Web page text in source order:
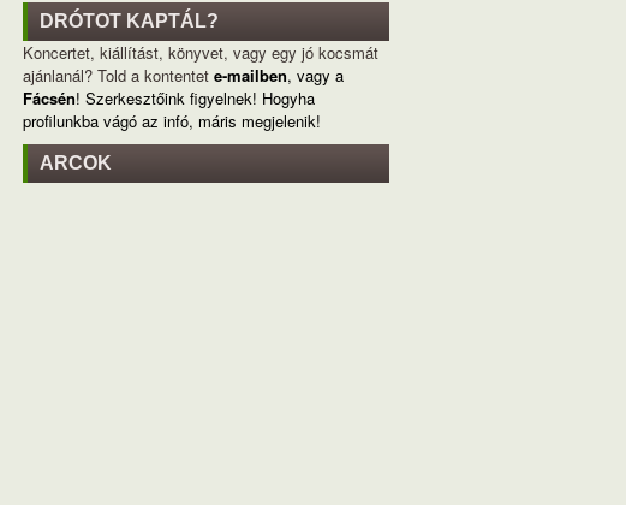
DRÓTOT KAPTÁL?
Koncertet, kiállítást, könyvet, vagy egy jó kocsmát
ajánlanál? Told a kontentet e-mailben, vagy a
Fácsén! Szerkesztőink figyelnek! Hogyha
profilunkba vágó az infó, máris megjelenik!
ARCOK